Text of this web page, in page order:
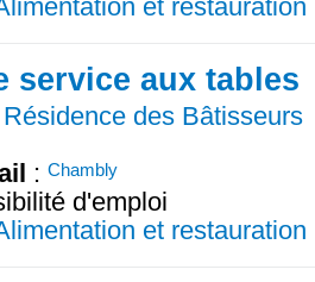
et restauration
service aux tables
Résidence des Bâtisseurs
: Chambly
d'emploi
et restauration